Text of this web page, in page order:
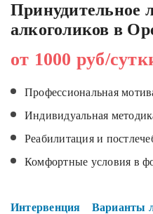
Принудительное
алкоголиков в
от 1000 руб/
Профессиональная
Индивидуальная
Реабилитация и
Комфортные условия в
Интервенция Варианты